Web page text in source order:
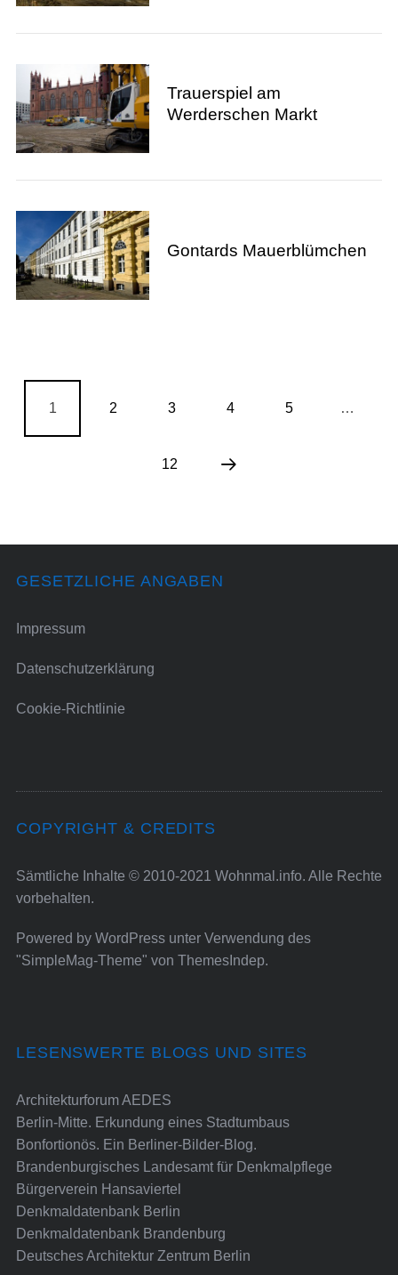
Trauerspiel am
Werderschen Markt
Gontards Mauerblümchen
1 2 3 4 5 …
12
GESETZLICHE ANGABEN
Impressum
Datenschutzerklärung
Cookie-Richtlinie
COPYRIGHT & CREDITS
Sämtliche Inhalte © 2010-2021 Wohnmal.info. Alle Rechte
vorbehalten.
Powered by WordPressunter Verwendung des
"SimpleMag-Theme" von ThemesIndep.
LESENSWERTE BLOGS UND SITES
Architekturforum AEDES
Berlin-Mitte. Erkundung eines Stadtumbaus
Bonfortionös. Ein Berliner-Bilder-Blog.
Brandenburgisches Landesamt für Denkmalpflege
Bürgerverein Hansaviertel
Denkmaldatenbank Berlin
Denkmaldatenbank Brandenburg
Deutsches Architektur Zentrum Berlin